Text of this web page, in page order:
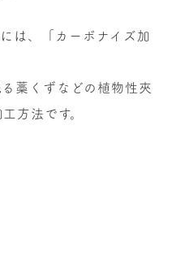
は、「カーボナイズ加
藁くずなどの植物性夾
方法です。